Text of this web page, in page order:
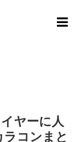
ヤーに人
コンまと